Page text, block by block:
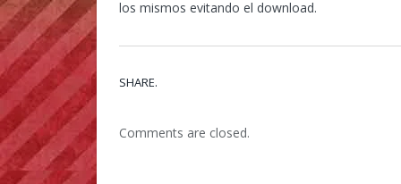
los mismos evitando el download.
SHARE.
Comments are closed.